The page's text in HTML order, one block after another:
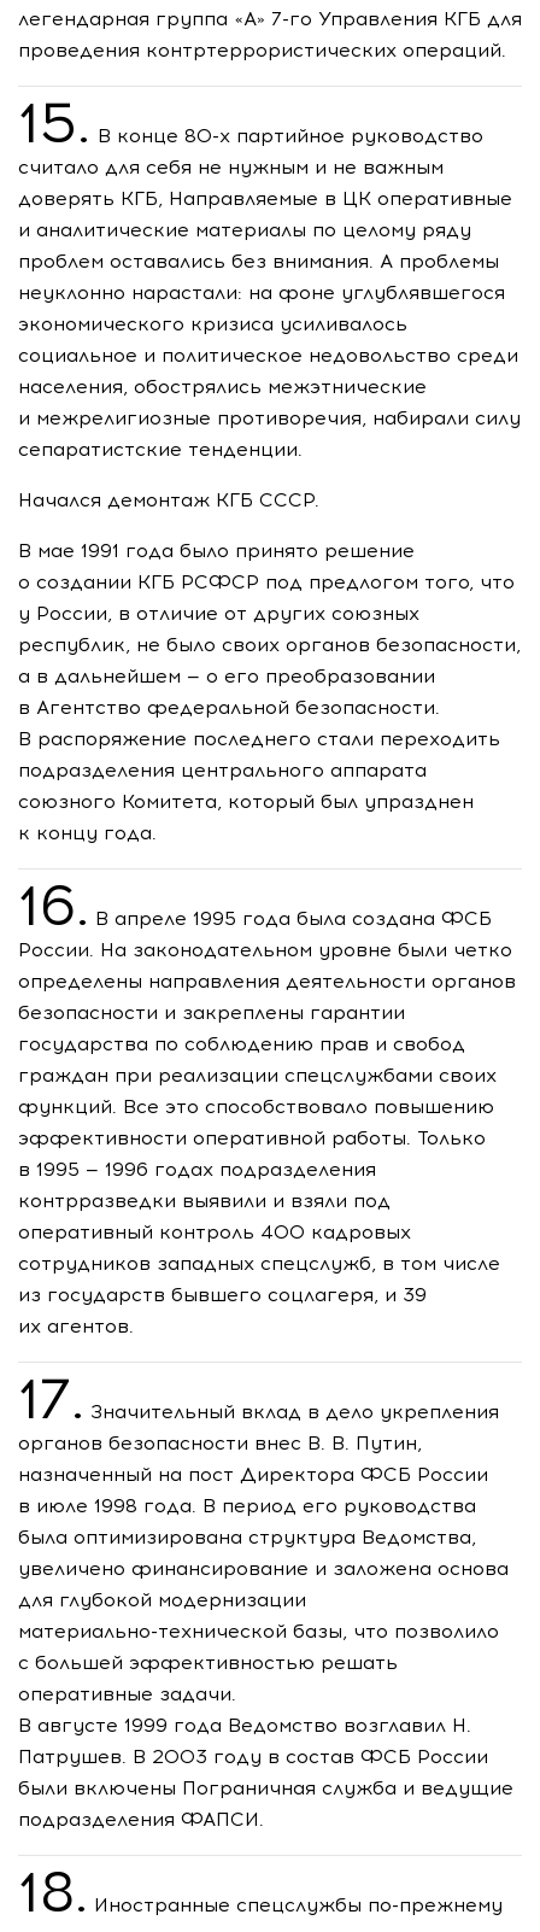
легендарная группа «А» 7-го Управления КГБ для
проведения контртеррористических операций.
15. В конце 80-х партийное руководство
считало для себя не нужным и не важным
доверять КГБ, Направляемые в ЦК оперативные
и аналитические материалы по целому ряду
проблем оставались без внимания. А проблемы
неуклонно нарастали: на фоне углублявшегося
экономического кризиса усиливалось
социальное и политическое недовольство среди
населения, обострялись межэтнические
и межрелигиозные противоречия, набирали силу
сепаратистские тенденции.
Начался демонтаж КГБ СССР.
В мае 1991 года было принято решение
о создании КГБ РСФСР под предлогом того, что
у России, в отличие от других союзных
республик, не было своих органов безопасности,
а в дальнейшем — о его преобразовании
в Агентство федеральной безопасности.
В распоряжение последнего стали переходить
подразделения центрального аппарата
союзного Комитета, который был упразднен
к концу года.
16. В апреле 1995 года была создана ФСБ
России. На законодательном уровне были четко
определены направления деятельности органов
безопасности и закреплены гарантии
государства по соблюдению прав и свобод
граждан при реализации спецслужбами своих
функций. Все это способствовало повышению
эффективности оперативной работы. Только
в 1995 — 1996 годах подразделения
контрразведки выявили и взяли под
оперативный контроль 400 кадровых
сотрудников западных спецслужб, в том числе
из государств бывшего соцлагеря, и 39
их агентов.
17. Значительный вклад в дело укрепления
органов безопасности внес В. В. Путин,
назначенный на пост Директора ФСБ России
в июле 1998 года. В период его руководства
была оптимизирована структура Ведомства,
увеличено финансирование и заложена основа
для глубокой модернизации
материально-технической базы, что позволило
с большей эффективностью решать
оперативные задачи.
В августе 1999 года Ведомство возглавил Н.
Патрушев. В 2003 году в состав ФСБ России
были включены Пограничная служба и ведущие
подразделения ФАПСИ.
18. Иностранные спецслужбы по-прежнему